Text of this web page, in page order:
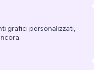
grafici personalizzati,